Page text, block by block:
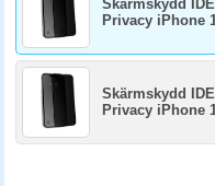
Skärmskydd
Privacy iPhone
Skärmskydd
Privacy iPhone